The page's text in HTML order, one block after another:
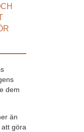
dem
än
göra